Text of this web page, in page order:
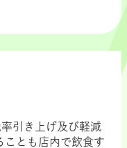
引き上げ及び軽減
ことも店内で飲食す